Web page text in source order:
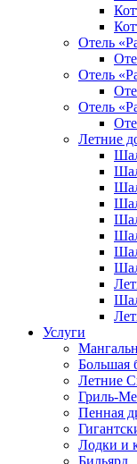
Отель
Отель
Отель
Летние
Услуги
Большая
Летние
Гриль-
Пенная
Лодки и
Бильярд